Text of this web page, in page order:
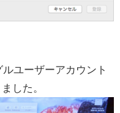
ユーザーアカウント
した。